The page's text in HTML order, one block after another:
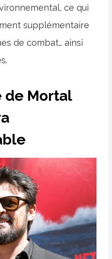
ce qui
supplémentaire
de combat… ainsi
de Mortal